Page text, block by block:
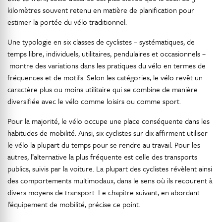
kilomètres souvent retenu en matière de planification pour
estimer la portée du vélo traditionnel.
Une typologie en six classes de cyclistes – systématiques, de
temps libre, individuels, utilitaires, pendulaires et occasionnels –
montre des variations dans les pratiques du vélo en termes de
fréquences et de motifs. Selon les catégories, le vélo revêt un
caractère plus ou moins utilitaire qui se combine de manière
diversifiée avec le vélo comme loisirs ou comme sport.
Pour la majorité, le vélo occupe une place conséquente dans les
habitudes de mobilité. Ainsi, six cyclistes sur dix affirment utiliser
le vélo la plupart du temps pour se rendre au travail. Pour les
autres, l’alternative la plus fréquente est celle des transports
publics, suivis par la voiture. La plupart des cyclistes révèlent ainsi
des comportements multimodaux, dans le sens où ils recourent à
divers moyens de transport. Le chapitre suivant, en abordant
l’équipement de mobilité, précise ce point.